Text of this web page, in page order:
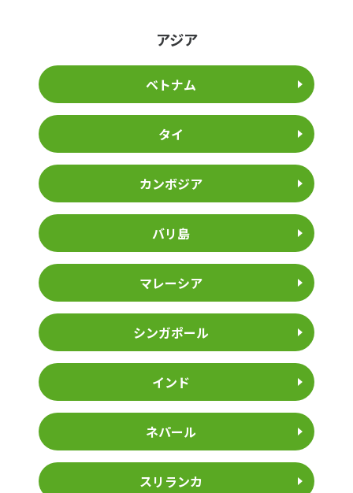
アジア
ベトナム
タイ
カンボジア
バリ島
マレーシア
シンガポール
インド
ネパール
スリランカ